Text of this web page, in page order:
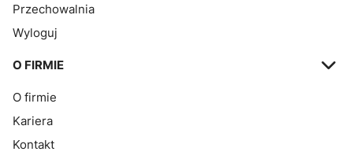
Przechowalnia
Wyloguj
O FIRMIE
O firmie
Kariera
Kontakt